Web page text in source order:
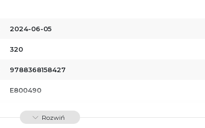
2024-06-05
320
9788368158427
E800490
Wydawnictwo Poznańskie Sp. z o.o.
ul. Fredry 8Rozwiń